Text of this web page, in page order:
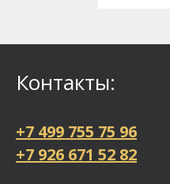
Контакты:
+7 499 755 75 96
+7 926 671 52 82